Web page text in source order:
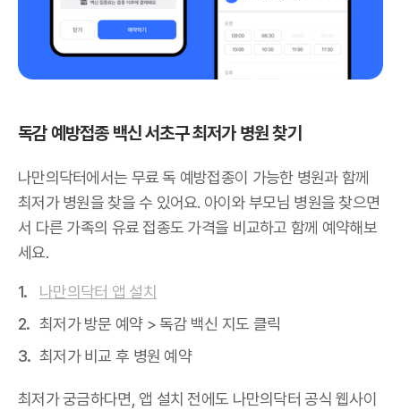
독감 예방접종 백신 서초구 최저가 병원 찾기
나만의닥터에서는 무료 독 예방접종이 가능한 병원과 함께
최저가 병원을 찾을 수 있어요. 아이와 부모님 병원을 찾으면
서 다른 가족의 유료 접종도 가격을 비교하고 함께 예약해보
세요.
나만의닥터 앱 설치
최저가 방문 예약 > 독감 백신 지도 클릭
최저가 비교 후 병원 예약
최저가 궁금하다면, 앱 설치 전에도 나만의닥터 공식 웹사이